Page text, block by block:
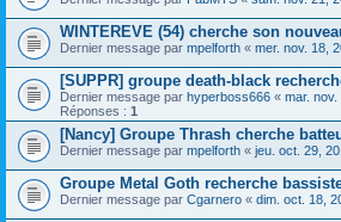
WINTEREVE (54) cherche son
Dernier message par mpelforth « mer. nov. 18,
[SUPPR] groupe death-black
Dernier message par hyperboss666 « mar.
Réponses : 1
[Nancy] Groupe Thrash cherche
Dernier message par mpelforth « jeu. oct. 29,
Groupe Metal Goth recherche
Dernier message par Cgarnero « dim. oct. 18,